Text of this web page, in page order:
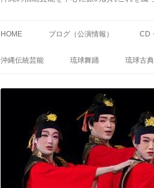
HOME ブログ（公演情報） CD
沖縄伝統芸能 琉球舞踊 琉球古